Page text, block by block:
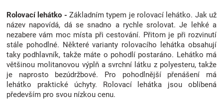
Rolovací lehátko - Základním typem je rolovací lehátko. Jak už
název napovídá, dá se snadno a rychle srolovat. Je lehké a
nezabere vám moc místa při cestování. Přitom je při rozvinutí
stále pohodlné. Některé varianty rolovacího lehátka obsahují
taky podhlavník, takže máte o pohodlí postaráno. Lehátko má
většinou molitanovou výplň a svrchní látku z polyesteru, takže
je naprosto bezúdržbové. Pro pohodlnější přenášení má
lehátko praktické úchyty. Rolovací lehátka jsou oblíbená
především pro svou nízkou cenu.